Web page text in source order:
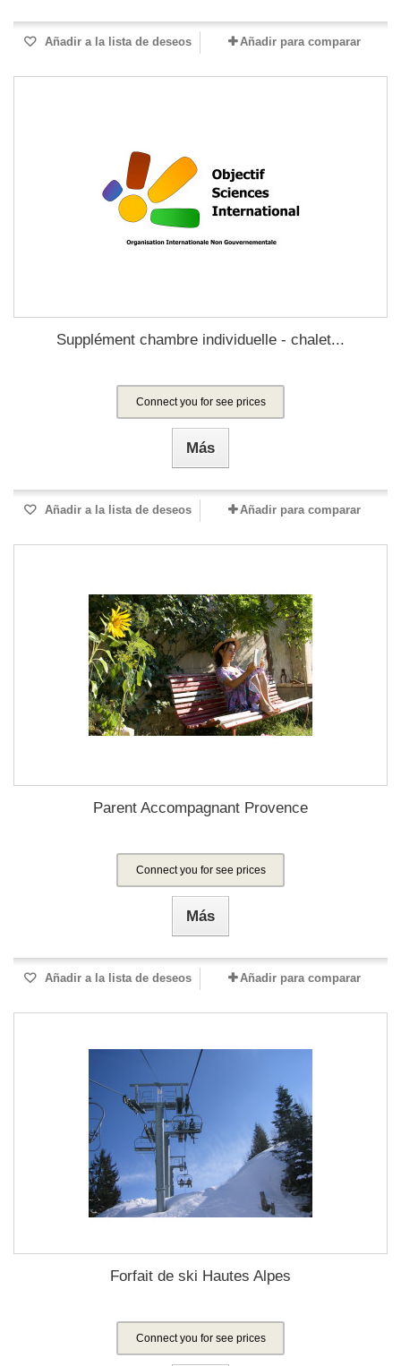
Añadir a la lista de deseos Añadir para comparar
Supplément chambre individuelle - chalet...
Connect you for see prices
Más
Añadir a la lista de deseos Añadir para comparar
Parent Accompagnant Provence
Connect you for see prices
Más
Añadir a la lista de deseos Añadir para comparar
Forfait de ski Hautes Alpes
Connect you for see prices